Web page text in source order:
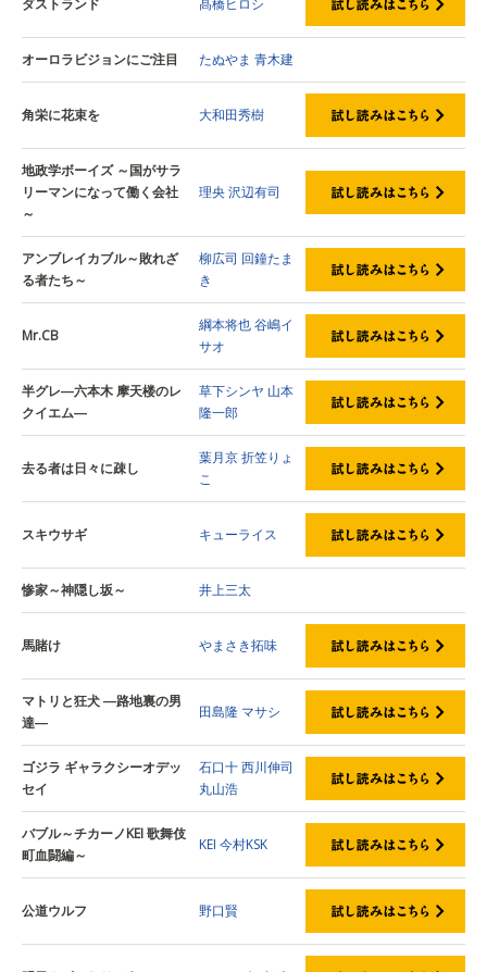
ダストランド 髙橋ヒロシ
オーロラビジョンにご注目 たぬやま 青木建
角栄に花束を 大和田秀樹
地政学ボーイズ ～国がサラ
リーマンになって働く会社
～
理央沢辺有司
アンブレイカブル～敗れざ
る者たち～
柳広司 回鐘たま
き
Mr.CB
綱本将也谷嶋イ
サオ
半グレ―六本木 摩天楼のレ
クイエム―
草下シンヤ 山本
隆一郎
去る者は日々に疎し
葉月京折笠りょ
こ
スキウサギ キューライス
惨家～神隠し坂～ 井上三太
馬賭け やまさき拓味
マトリと狂犬 ―路地裏の男
達―
田島隆 マサシ
ゴジラ ギャラクシーオデッ
セイ
石口十西川伸司
丸山浩
バブル～チカーノKEI 歌舞伎
町血闘編～
KEI 今村KSK
公道ウルフ 野口賢